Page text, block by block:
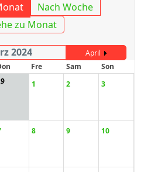
Nach Woche
zu Monat
2024
April
Fre Sam
Son
1 2 3
8 9 10